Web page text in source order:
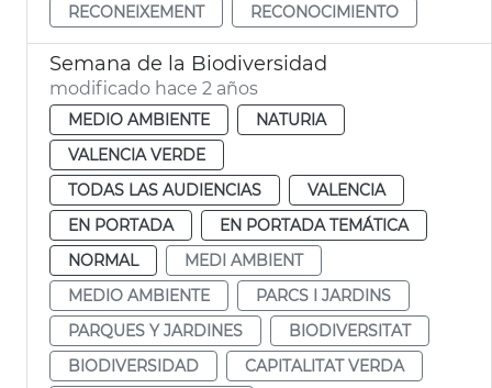
RECONEIXEMENT
RECONOCIMIENTO
Semana de la Biodiversidad
modificado hace 2 años
MEDIO AMBIENTE
NATURIA
VALENCIA VERDE
TODAS LAS AUDIENCIAS
VALENCIA
EN PORTADA
EN PORTADA TEMÁTICA
NORMAL
MEDI AMBIENT
MEDIO AMBIENTE
PARCS I JARDINS
PARQUES Y JARDINES
BIODIVERSITAT
BIODIVERSIDAD
CAPITALITAT VERDA